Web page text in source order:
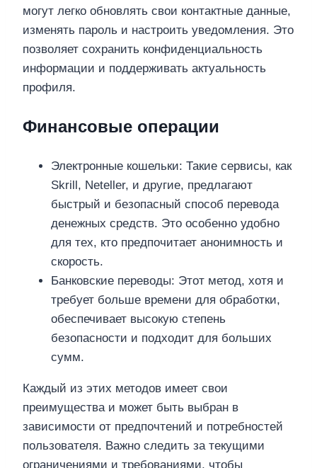
могут легко обновлять свои контактные данные,
изменять пароль и настроить уведомления. Это
позволяет сохранить конфиденциальность
информации и поддерживать актуальность
профиля.
Финансовые операции
Электронные кошельки: Такие сервисы, как
Skrill, Neteller, и другие, предлагают
быстрый и безопасный способ перевода
денежных средств. Это особенно удобно
для тех, кто предпочитает анонимность и
скорость.
Банковские переводы: Этот метод, хотя и
требует больше времени для обработки,
обеспечивает высокую степень
безопасности и подходит для больших
сумм.
Каждый из этих методов имеет свои
преимущества и может быть выбран в
зависимости от предпочтений и потребностей
пользователя. Важно следить за текущими
ограничениями и требованиями, чтобы